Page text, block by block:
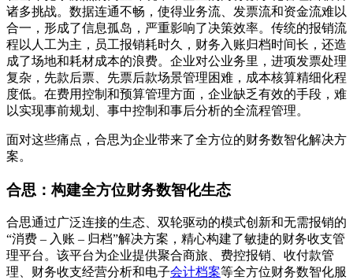
诸多挑战。数据连通不畅，使得业务流、发票流和资金流难以
合一，形成了信息孤岛，严重影响了决策效率。传统的报销流
程以人工为主，员工报销耗时久，财务入账归档时间长，还造
成了场地和耗材成本的浪费。企业对公业务里，进项发票处理
复杂，先款后票、先票后款场景管理困难，成本核算精细化程
度低。在费用控制和预算管理方面，企业缺乏有效的手段，难
以实现事前规划、事中控制和事后分析的全流程管理。
面对这些痛点，合思为企业带来了全方位的财务数智化解决方
案。
合思：构建全方位财务数智化生态
合思通过广泛连接的生态、双轮驱动的模式创新和无需报销的
“消费 – 入账 – 归档”解决方案，精心构建了敏捷的财务收支管
理平台。该平台为企业提供聚合商旅、费控报销、收付款管
理、财务收支经营分析和电子会计档案等全方位财务数智化服